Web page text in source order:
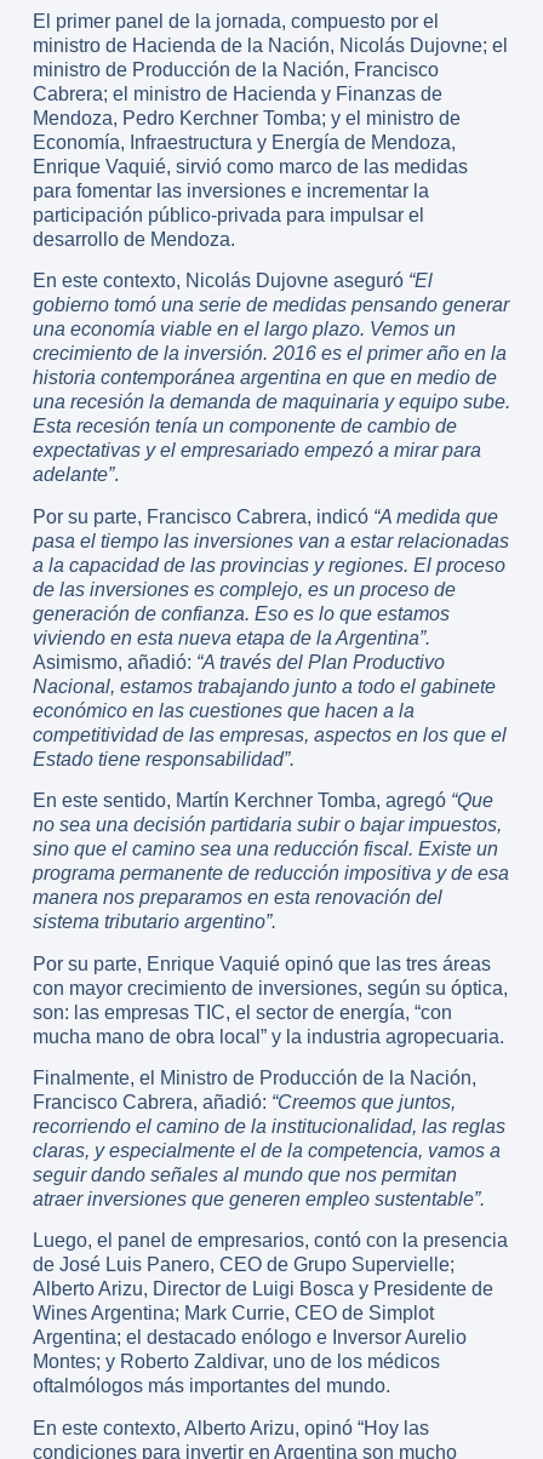
El primer panel de la jornada, compuesto por el
ministro de Hacienda de la Nación, Nicolás Dujovne; el
ministro de Producción de la Nación, Francisco
Cabrera; el ministro de Hacienda y Finanzas de
Mendoza, Pedro Kerchner Tomba; y el ministro de
Economía, Infraestructura y Energía de Mendoza,
Enrique Vaquié, sirvió como marco de las medidas
para fomentar las inversiones e incrementar la
participación público-privada para impulsar el
desarrollo de Mendoza.
En este contexto, Nicolás Dujovne aseguró “El
gobierno tomó una serie de medidas pensando generar
una economía viable en el largo plazo. Vemos un
crecimiento de la inversión. 2016 es el primer año en la
historia contemporánea argentina en que en medio de
una recesión la demanda de maquinaria y equipo sube.
Esta recesión tenía un componente de cambio de
expectativas y el empresariado empezó a mirar para
adelante”.
Por su parte, Francisco Cabrera, indicó “A medida que
pasa el tiempo las inversiones van a estar relacionadas
a la capacidad de las provincias y regiones. El proceso
de las inversiones es complejo, es un proceso de
generación de confianza. Eso es lo que estamos
viviendo en esta nueva etapa de la Argentina”.
Asimismo, añadió: “A través del Plan Productivo
Nacional, estamos trabajando junto a todo el gabinete
económico en las cuestiones que hacen a la
competitividad de las empresas, aspectos en los que el
Estado tiene responsabilidad”.
En este sentido, Martín Kerchner Tomba, agregó “Que
no sea una decisión partidaria subir o bajar impuestos,
sino que el camino sea una reducción fiscal. Existe un
programa permanente de reducción impositiva y de esa
manera nos preparamos en esta renovación del
sistema tributario argentino”.
Por su parte, Enrique Vaquié opinó que las tres áreas
con mayor crecimiento de inversiones, según su óptica,
son: las empresas TIC, el sector de energía, “con
mucha mano de obra local” y la industria agropecuaria.
Finalmente, el Ministro de Producción de la Nación,
Francisco Cabrera, añadió: “Creemos que juntos,
recorriendo el camino de la institucionalidad, las reglas
claras, y especialmente el de la competencia, vamos a
seguir dando señales al mundo que nos permitan
atraer inversiones que generen empleo sustentable”.
Luego, el panel de empresarios, contó con la presencia
de José Luis Panero, CEO de Grupo Supervielle;
Alberto Arizu, Director de Luigi Bosca y Presidente de
Wines Argentina; Mark Currie, CEO de Simplot
Argentina; el destacado enólogo e Inversor Aurelio
Montes; y Roberto Zaldivar, uno de los médicos
oftalmólogos más importantes del mundo.
En este contexto, Alberto Arizu, opinó “Hoy las
condiciones para invertir en Argentina son mucho